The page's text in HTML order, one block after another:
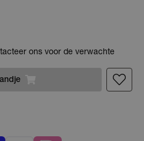
ons voor de verwachte